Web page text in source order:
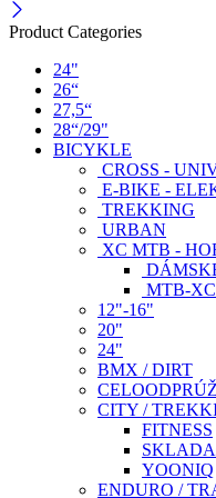
Product Categories
24"
26“
27,5“
28“/29"
BICYKLE
CROSS -
E-BIKE -
TREKKING
URBAN
XC MTB -
MTB-XC
12"-16"
20"
24"
BMX / DIRT
CITY /
FITNESS
YOONIQ
ENDURO /